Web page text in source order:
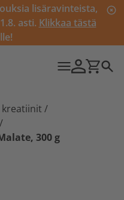
lisäravinteista,
asti. Klikkaa tästä
/
/
300 g